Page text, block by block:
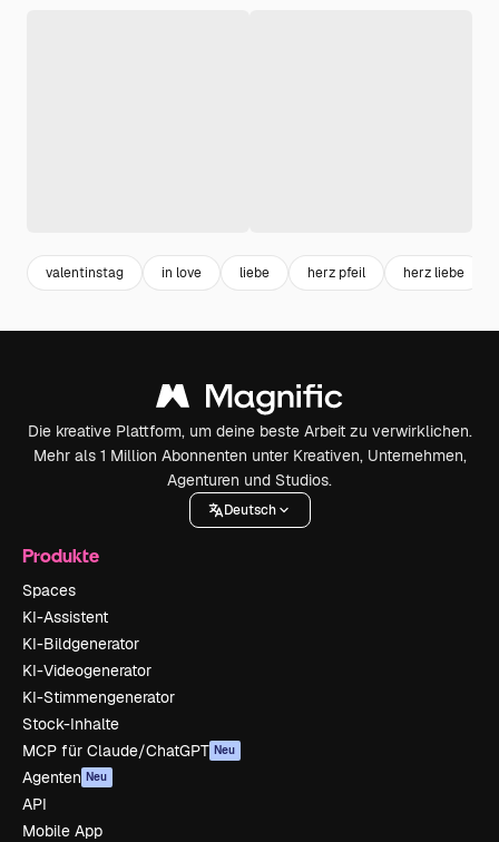
valentinstag in love liebe herz pfeil herz liebe
Die kreative Plattform, um deine beste Arbeit zu verwirklichen.
Mehr als 1 Million Abonnenten unter Kreativen, Unternehmen,
Agenturen und Studios.
Deutsch
Produkte
Spaces
KI-Assistent
KI-Bildgenerator
KI-Videogenerator
KI-Stimmengenerator
Stock-Inhalte
MCP für Claude/ChatGPT Neu
Agenten Neu
API
Mobile App